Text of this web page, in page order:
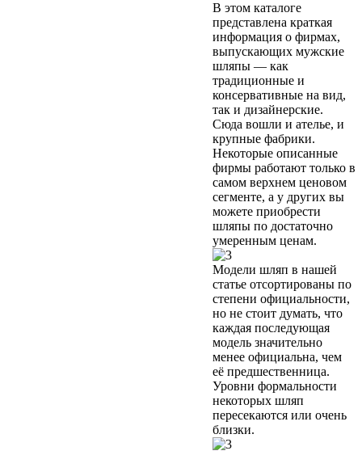
В этом каталоге
представлена краткая
информация о фирмах,
выпускающих мужские
шляпы — как
традиционные и
консервативные на вид,
так и дизайнерские.
Сюда вошли и ателье, и
крупные фабрики.
Некоторые описанные
фирмы работают только в
самом верхнем ценовом
сегменте, а у других вы
можете приобрести
шляпы по достаточно
умеренным ценам.
Модели шляп в нашей
статье отсортированы по
степени официальности,
но не стоит думать, что
каждая последующая
модель значительно
менее официальна, чем
её предшественница.
Уровни формальности
некоторых шляп
пересекаются или очень
близки.